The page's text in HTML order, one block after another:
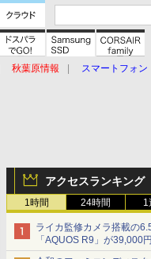
秋葉原情報
スマートフォン
アクセスランキング
1時間 24時間 1
ライカ監修カメラ搭載の
「AQUOS R9」が39,000